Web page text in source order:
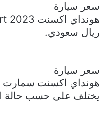
سعر سيارة
هونداي اكسنت 2023
ريال سعودي.
سعر سيارة
هونداي اكسنت سمارت 2023 مستعملة
يختلف على حسب حالة